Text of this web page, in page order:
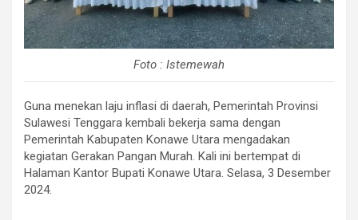
Foto : Istemewah
Guna menekan laju inflasi di daerah, Pemerintah Provinsi
Sulawesi Tenggara kembali bekerja sama dengan
Pemerintah Kabupaten Konawe Utara mengadakan
kegiatan Gerakan Pangan Murah. Kali ini bertempat di
Halaman Kantor Bupati Konawe Utara. Selasa, 3 Desember
2024.